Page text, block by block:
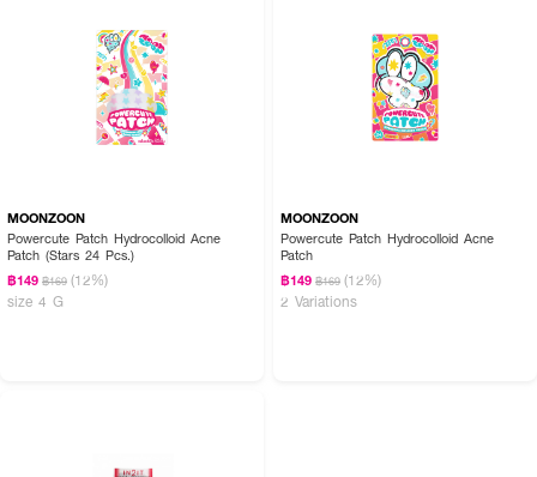
MOONZOON
Powercute Patch Hydrocolloid Acne
Patch (Stars 24 Pcs.)
฿149 ฿169 (12%)
size 4 G
MOONZOON
Powercute Patch Hydrocolloid Acne
Patch
฿149 ฿169 (12%)
2 Variations